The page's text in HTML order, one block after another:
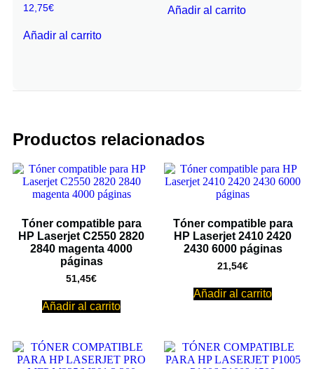
12,75€
Añadir al carrito
Añadir al carrito
Productos relacionados
Tóner compatible para
HP Laserjet C2550 2820
2840 magenta 4000
páginas
51,45€
Añadir al carrito
Tóner compatible para
HP Laserjet 2410 2420
2430 6000 páginas
21,54€
Añadir al carrito